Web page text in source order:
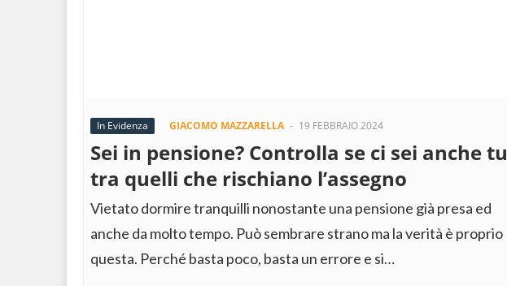
In Evidenza GIACOMO MAZZARELLA - 19 FEBBRAIO 2024
Sei in pensione? Controlla se ci sei anche tu
tra quelli che rischiano l’assegno
Vietato dormire tranquilli nonostante una pensione già presa ed
anche da molto tempo. Può sembrare strano ma la verità è proprio
questa. Perché basta poco, basta un errore e si…